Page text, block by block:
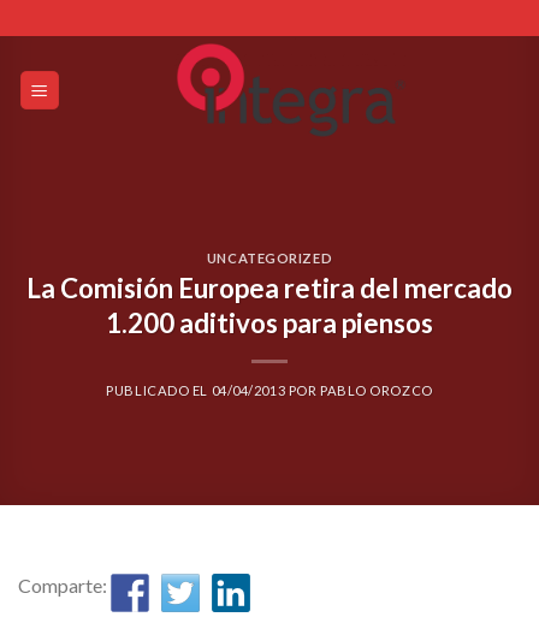
to
content
UNCATEGORIZED
La Comisión Europea retira del mercado
1.200 aditivos para piensos
PUBLICADO EL 04/04/2013 POR PABLO OROZCO
Comparte: